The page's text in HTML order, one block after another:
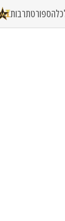
ספורטתרבות